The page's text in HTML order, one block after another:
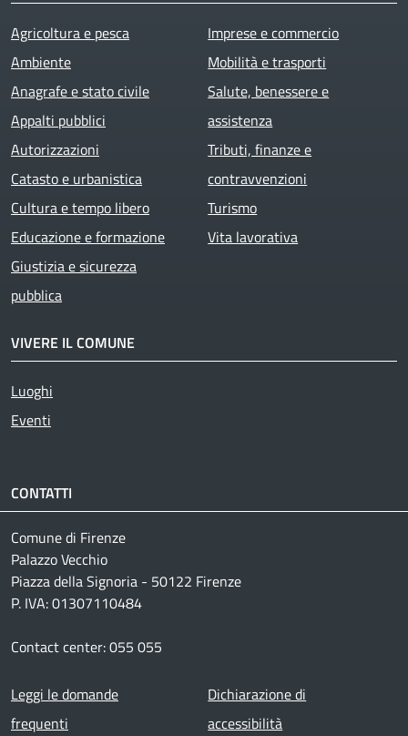
Agricoltura e pesca
Ambiente
Anagrafe e stato civile
Appalti pubblici
Autorizzazioni
Catasto e urbanistica
Cultura e tempo libero
Educazione e formazione
Giustizia e sicurezza
pubblica
Imprese e commercio
Mobilità e trasporti
Salute, benessere e
assistenza
Tributi, finanze e
contravvenzioni
Turismo
Vita lavorativa
VIVERE IL COMUNE
Luoghi
Eventi
CONTATTI
Comune di Firenze
Palazzo Vecchio
Piazza della Signoria - 50122 Firenze
P. IVA: 01307110484
Contact center: 055 055
Footer menu
Leggi le domande
frequenti
Dichiarazione di
accessibilità